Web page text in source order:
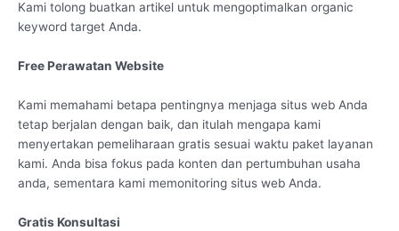
Kami tolong buatkan artikel untuk mengoptimalkan organic
keyword target Anda.
Free Perawatan Website
Kami memahami betapa pentingnya menjaga situs web Anda
tetap berjalan dengan baik, dan itulah mengapa kami
menyertakan pemeliharaan gratis sesuai waktu paket layanan
kami. Anda bisa fokus pada konten dan pertumbuhan usaha
anda, sementara kami memonitoring situs web Anda.
Gratis Konsultasi